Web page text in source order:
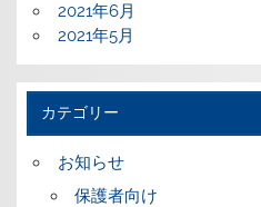
2021年6月
2021年5月
カテゴリー
お知らせ
保護者向け